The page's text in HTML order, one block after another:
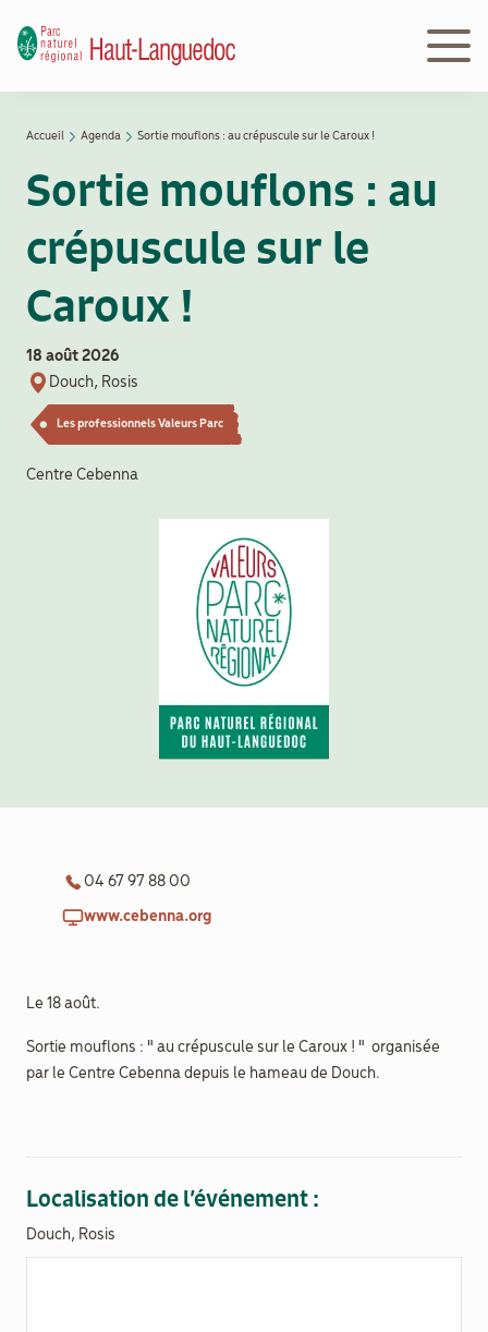
contenu
principal
Découvrir
Le
en
action
Le
Parc
vous
Agenda
Contact
Recherche
d'Ariane
Accueil Agenda Sortie mouflons : au crépuscule sur le Caroux !
Sortie mouflons : au
crépuscule sur le
Caroux !
18 août 2026
Douch, Rosis
Les professionnels Valeurs Parc
Centre Cebenna
04 67 97 88 00
www.cebenna.org
Le 18 août.
Sortie mouflons : " au crépuscule sur le Caroux ! " organisée
par le Centre Cebenna depuis le hameau de Douch.
Localisation de l’événement :
Douch, Rosis